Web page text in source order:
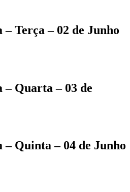
Terça – 02 de Junho
– Quarta – 03 de
Quinta – 04 de Junho